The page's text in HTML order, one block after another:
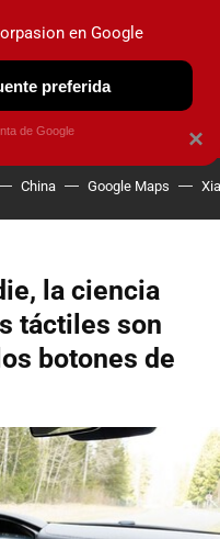
OBSERVATORIO
China Google Maps
la ciencia
táctiles son
botones de
×
en Google
preferida
de Google